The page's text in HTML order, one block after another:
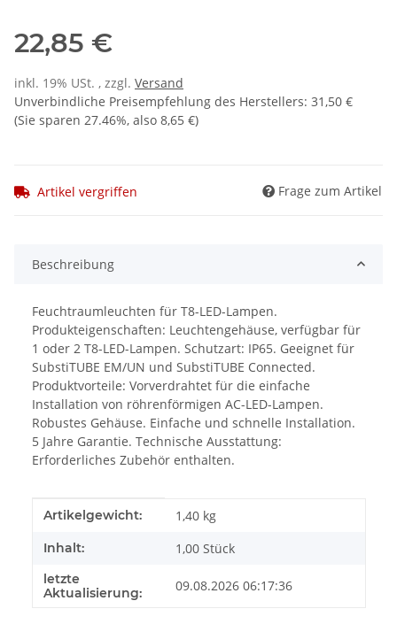
22,85 €
inkl. 19% USt. , zzgl. Versand
Unverbindliche Preisempfehlung des Herstellers: 31,50 €
(Sie sparen 27.46%, also 8,65 €)
Artikel vergriffen Frage zum Artikel
Beschreibung
Feuchtraumleuchten für T8-LED-Lampen.
Produkteigenschaften: Leuchtengehäuse, verfügbar für
1 oder 2 T8-LED-Lampen. Schutzart: IP65. Geeignet für
SubstiTUBE EM/UN und SubstiTUBE Connected.
Produktvorteile: Vorverdrahtet für die einfache
Installation von röhrenförmigen AC-LED-Lampen.
Robustes Gehäuse. Einfache und schnelle Installation.
5 Jahre Garantie. Technische Ausstattung:
Erforderliches Zubehör enthalten.
Produkteigenschaft
Wert
Artikelgewicht: 1,40 kg
Inhalt: 1,00 Stück
letzte
Aktualisierung:
09.08.2026 06:17:36